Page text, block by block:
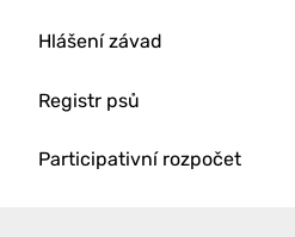
Hlášení závad
Registr psů
Participativní rozpočet